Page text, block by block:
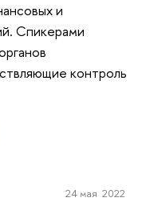
и
Спикерами
контроль
24 мая 2022